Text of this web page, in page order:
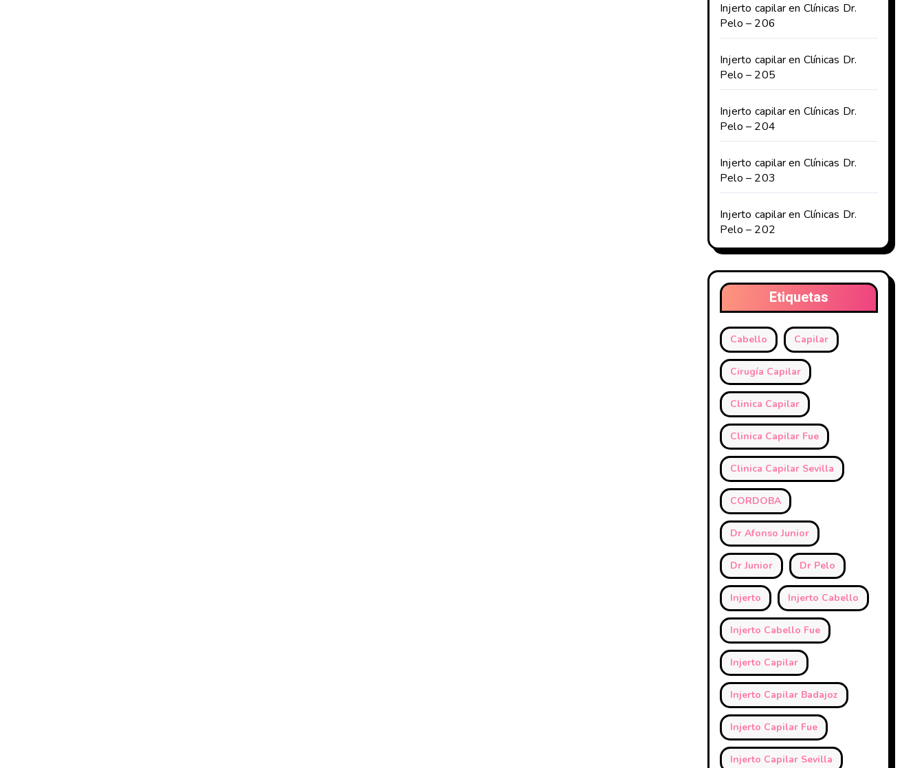
Injerto capilar en Clínicas Dr.
Pelo – 206
Injerto capilar en Clínicas Dr.
Pelo – 205
Injerto capilar en Clínicas Dr.
Pelo – 204
Injerto capilar en Clínicas Dr.
Pelo – 203
Injerto capilar en Clínicas Dr.
Pelo – 202
Etiquetas
Cabello Capilar
Cirugía Capilar
Clinica Capilar
Clinica Capilar Fue
Clinica Capilar Sevilla
CORDOBA
Dr Afonso Junior
Dr Junior Dr Pelo
Injerto Injerto Cabello
Injerto Cabello Fue
Injerto Capilar
Injerto Capilar Badajoz
Injerto Capilar Fue
Injerto Capilar Sevilla